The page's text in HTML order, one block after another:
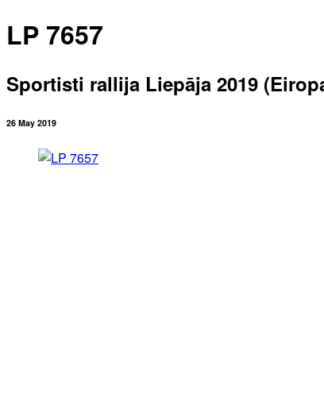
LP 7657
Sportisti rallija Liepāja 2019
26 May 2019